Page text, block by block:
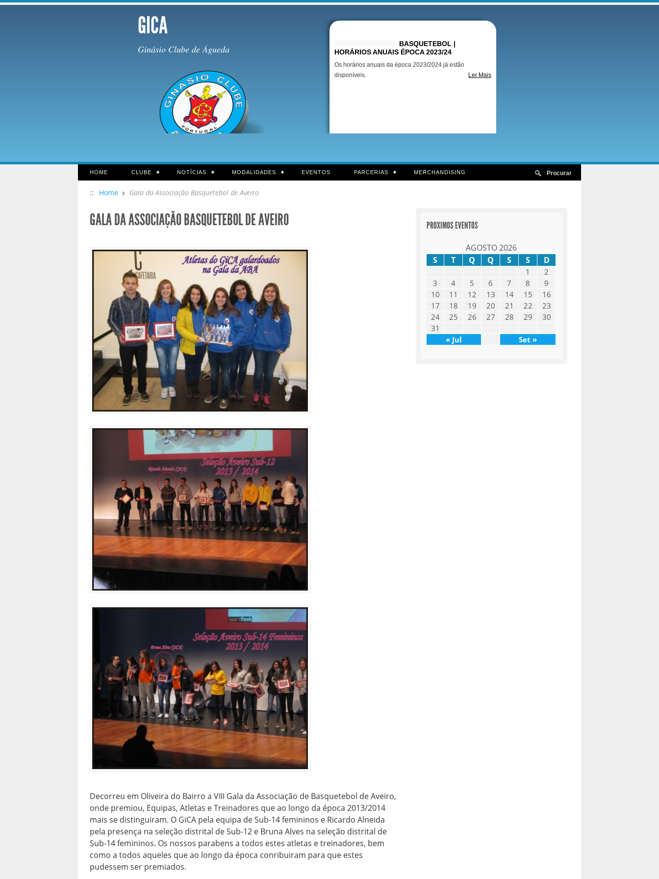
GICA
Ginásio Clube de Águeda
BASQUETEBOL |
HORÁRIOS ANUAIS ÉPOCA 2023/24
Os horários anuais da época 2023/2024 já estão
disponíveis.
Ler Mais
HOME CLUBE NOTÍCIAS MODALIDADES EVENTOS PARCERIAS MERCHANDISING
:: Home Gala da Associação Basquetebol de Aveiro
GALA DA ASSOCIAÇÃO BASQUETEBOL DE AVEIRO
Decorreu em Oliveira do Bairro a VIII Gala da Associação de Basquetebol de Aveiro,
onde premiou, Equipas, Atletas e Treinadores que ao longo da época 2013/2014
mais se distinguiram. O GiCA pela equipa de Sub-14 femininos e Ricardo Alneida
pela presença na seleção distrital de Sub-12 e Bruna Alves na seleção distrital de
Sub-14 femininos. Os nossos parabens a todos estes atletas e treinadores, bem
como a todos aqueles que ao longo da época conribuiram para que estes
pudessem ser premiados.
PROXIMOS EVENTOS
AGOSTO 2026
S
T Q Q S S D
1
2
3
4 5 6 7 8
9
10
11 12 13 14 15
16
17
18 19 20 21 22
23
24
25 26 27 28 29
30
31
« Jul
Set »